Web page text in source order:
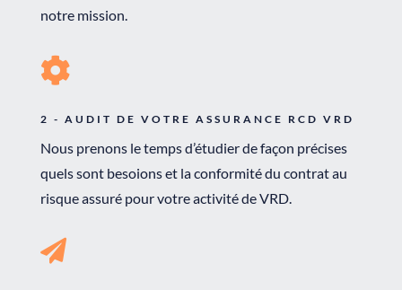
notre mission.

2 - AUDIT DE VOTRE ASSURANCE RCD VRD
Nous prenons le temps d’étudier de façon précises
quels sont besoions et la conformité du contrat au
risque assuré pour votre activité de VRD.
